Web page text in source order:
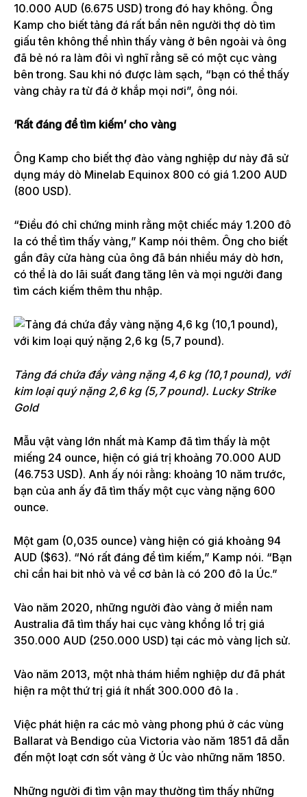
10.000 AUD (6.675 USD) trong đó hay không. Ông
Kamp cho biết tảng đá rất bẩn nên người thợ dò tìm
giấu tên không thể nhìn thấy vàng ở bên ngoài và ông
đã bẻ nó ra làm đôi vì nghĩ rằng sẽ có một cục vàng
bên trong. Sau khi nó được làm sạch, “bạn có thể thấy
vàng chảy ra từ đá ở khắp mọi nơi”, ông nói.
‘Rất đáng để tìm kiếm’ cho vàng
Ông Kamp cho biết thợ đào vàng nghiệp dư này đã sử
dụng máy dò Minelab Equinox 800 có giá 1.200 AUD
(800 USD).
“Điều đó chỉ chứng minh rằng một chiếc máy 1.200 đô
la có thể tìm thấy vàng,” Kamp nói thêm. Ông cho biết
gần đây cửa hàng của ông đã bán nhiều máy dò hơn,
có thể là do lãi suất đang tăng lên và mọi người đang
tìm cách kiếm thêm thu nhập.
Tảng đá chứa đầy vàng nặng 4,6 kg (10,1 pound), với
kim loại quý nặng 2,6 kg (5,7 pound). Lucky Strike
Gold
Mẫu vật vàng lớn nhất mà Kamp đã tìm thấy là một
miếng 24 ounce, hiện có giá trị khoảng 70.000 AUD
(46.753 USD). Anh ấy nói rằng: khoảng 10 năm trước,
bạn của anh ấy đã tìm thấy một cục vàng nặng 600
ounce.
Một gam (0,035 ounce) vàng hiện có giá khoảng 94
AUD ($63). “Nó rất đáng để tìm kiếm,” Kamp nói. “Bạn
chỉ cần hai bit nhỏ và về cơ bản là có 200 đô la Úc.”
Vào năm 2020, những người đào vàng ở miền nam
Australia đã tìm thấy hai cục vàng khổng lồ trị giá
350.000 AUD (250.000 USD) tại các mỏ vàng lịch sử.
Vào năm 2013, một nhà thám hiểm nghiệp dư đã phát
hiện ra một thứ trị giá ít nhất 300.000 đô la .
Việc phát hiện ra các mỏ vàng phong phú ở các vùng
Ballarat và Bendigo của Victoria vào năm 1851 đã dẫn
đến một loạt cơn sốt vàng ở Úc vào những năm 1850.
Những người đi tìm vận may thường tìm thấy những